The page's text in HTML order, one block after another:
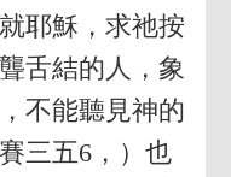
耶穌，求祂按
舌結的人，象
不能聽見神的
三五6，）也